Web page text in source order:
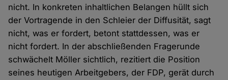
nicht. In konkreten inhaltlichen Belangen hüllt sich
der Vortragende in den Schleier der Diffusität, sagt
nicht, was er fordert, betont stattdessen, was er
nicht fordert. In der abschließenden Fragerunde
schwächelt Möller sichtlich, rezitiert die Position
seines heutigen Arbeitgebers, der FDP, gerät durch